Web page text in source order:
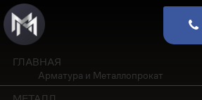
ГЛАВНАЯ
Арматура и Металлопрокат